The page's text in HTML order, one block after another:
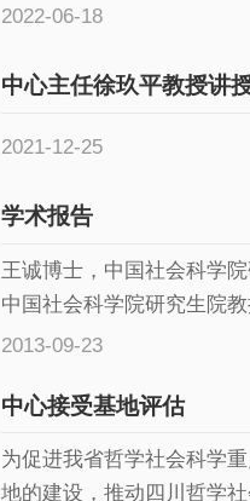
2022-06-18
2021-12-25
学术报告
王诚博士，中国社会科学院
中国社会科学院研究生院
生导师、《经济研究》杂志
2013-09-23
中心接受基地评估
为促进我省哲学社会科学
地的建设，推动四川哲学